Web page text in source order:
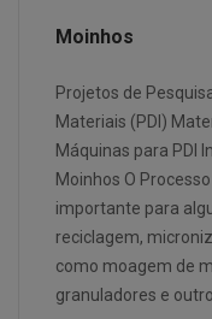
Moinhos
Projetos de
Materiais (PDI)
Máquinas para PDI
Moinhos O
importante para
reciclagem,
como moagem de
granuladores e